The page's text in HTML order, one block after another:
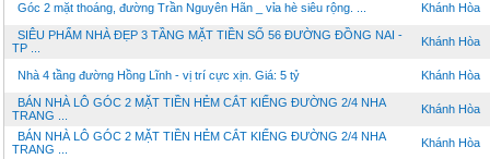
Góc 2 mặt thoáng, đường Trần Nguyên Hãn _ vỉa hè siêu rộng. ... Khánh Hòa
SIÊU PHẨM NHÀ ĐẸP 3 TẦNG MẶT TIỀN SỐ 56 ĐƯỜNG ĐỒNG NAI -
TP ...
Khánh Hòa
Nhà 4 tầng đường Hồng Lĩnh - vị trí cực xịn. Giá: 5 tỷ Khánh Hòa
BÁN NHÀ LÔ GÓC 2 MẶT TIỀN HẺM CẮT KIẾNG ĐƯỜNG 2/4 NHA
TRANG ...
Khánh Hòa
BÁN NHÀ LÔ GÓC 2 MẶT TIỀN HẺM CẮT KIẾNG ĐƯỜNG 2/4 NHA
TRANG ...
Khánh Hòa